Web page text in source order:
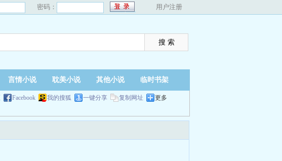
密码： 用户注册
言情小说 耽美小说 其他小说 临时书架
Facebook 我的搜狐 一键分享 复制网址 更多